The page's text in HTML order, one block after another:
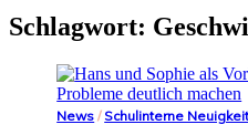
Schlagwort:
News / Schulinterne